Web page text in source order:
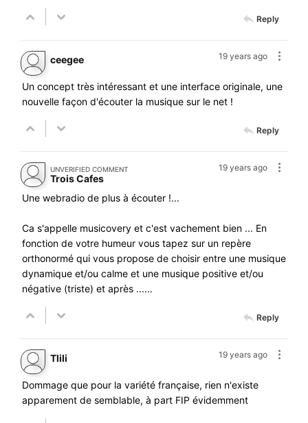
Reply
19 years ago
ceegee
Un concept très intéressant et une interface originale, une
nouvelle façon d'écouter la musique sur le net !
Reply
19 years ago
UNVERIFIED COMMENT
Trois Cafes
Une webradio de plus à écouter !...
Ca s'appelle musicovery et c'est vachement bien ... En
fonction de votre humeur vous tapez sur un repère
orthonormé qui vous propose de choisir entre une musique
dynamique et/ou calme et une musique positive et/ou
négative (triste) et après ......
Reply
19 years ago
Tlili
Dommage que pour la variété française, rien n'existe
apparement de semblable, à part FIP évidemment